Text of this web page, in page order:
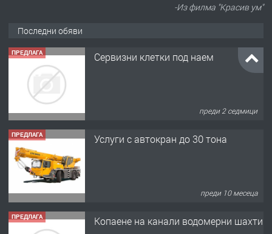
-Из филма "Красив ум"
Последни обяви
ПРЕДЛАГА Сервизни клетки под наем
преди 2 седмици
ПРЕДЛАГА Услуги с автокран до 30 тона
преди 10 месеца
ПРЕДЛАГА Копаене на канали водомерни шахти